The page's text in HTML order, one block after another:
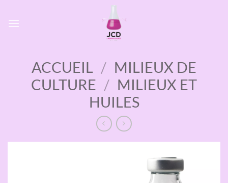
ACCUEIL / MILIEUX DE
CULTURE / MILIEUX ET
HUILES